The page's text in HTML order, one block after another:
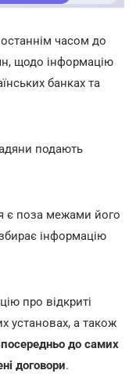
часом до
щодо інформацію
банках та
подають
є поза межами його
інформацію
про відкриті
установах, а також
до самих
договори.